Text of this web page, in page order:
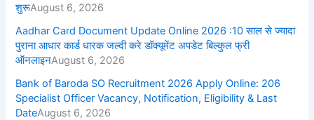
शुरूAugust 6, 2026
Aadhar Card Document Update Online 2026 :10 साल से ज्यादा
पुराना आधार कार्ड धारक जल्दी करे डॉक्यूमेंट अपडेट बिल्कुल फ्री
ऑनलाइनAugust 6, 2026
Bank of Baroda SO Recruitment 2026 Apply Online: 206
Specialist Officer Vacancy, Notification, Eligibility & Last
DateAugust 6, 2026